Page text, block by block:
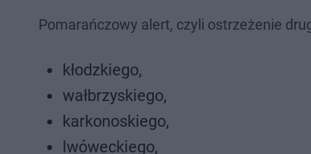
Pomarańczowy alert, czyli ostrzeżenie
kłodzkiego,
wałbrzyskiego,
karkonoskiego,
lwóweckiego,